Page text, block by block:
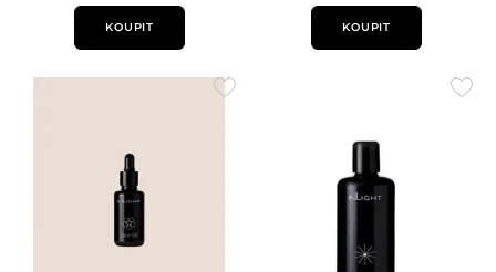
KOUPIT KOUPIT
Přidat